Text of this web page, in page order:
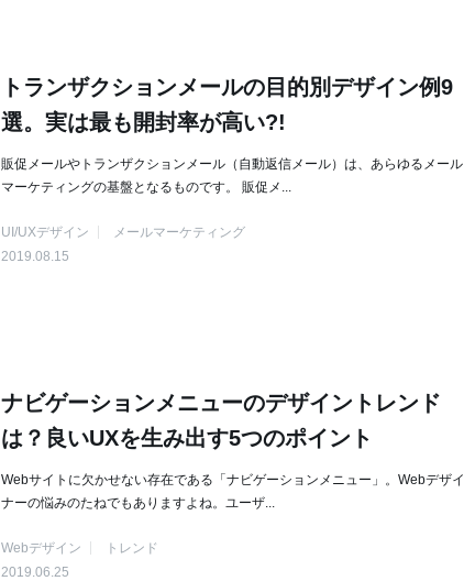
トランザクションメールの目的別デザイン例9
選。実は最も開封率が高い?!
販促メールやトランザクションメール（自動返信メール）は、あらゆるメール
マーケティングの基盤となるものです。 販促メ...
UI/UXデザイン
メールマーケティング
2019.08.15
ナビゲーションメニューのデザイントレンド
は？良いUXを生み出す5つのポイント
Webサイトに欠かせない存在である「ナビゲーションメニュー」。Webデザイ
ナーの悩みのたねでもありますよね。ユーザ...
Webデザイン
トレンド
2019.06.25